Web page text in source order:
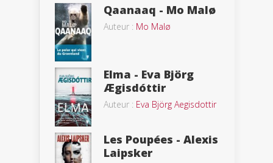
Qaanaaq - Mo Malø
Auteur : Mo Malø
Elma - Eva Björg
Ægisdóttir
Auteur : Eva Björg Aegisdottir
Les Poupées - Alexis
Laipsker